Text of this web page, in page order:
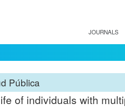
JOURNALS
Pública
of individuals with